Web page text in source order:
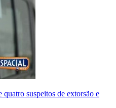
suspeitos de extorsão e